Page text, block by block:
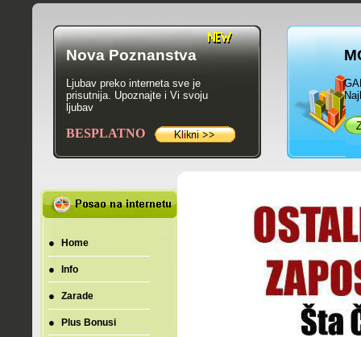
Nova Poznanstva
Ljubav preko interneta sve je
prisutnija. Upoznajte i Vi svoju
ljubav
BESPLATNO
● Home
● Info
● Zarade
● Plus Bonusi